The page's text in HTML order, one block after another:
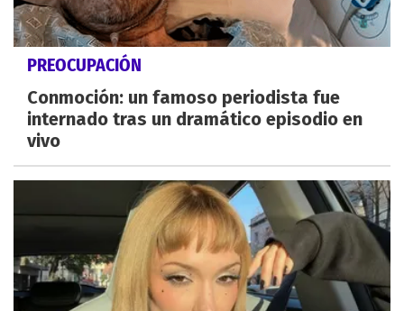
PREOCUPACIÓN
Conmoción: un famoso periodista fue
internado tras un dramático episodio en
vivo